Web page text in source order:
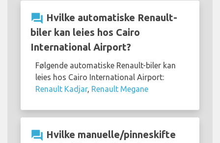
question_answer Hvilke automatiske Renault-
biler kan leies hos Cairo
International Airport?
Følgende automatiske Renault-biler kan
leies hos Cairo International Airport:
Renault Kadjar, Renault Megane
question_answer Hvilke manuelle/pinneskifte